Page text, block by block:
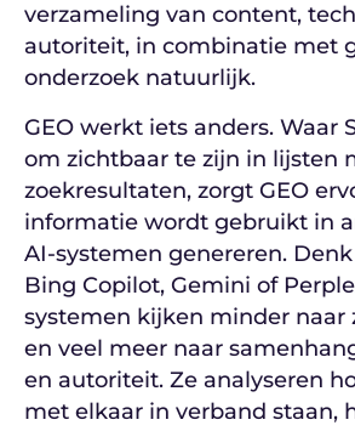
verzameling van content,
autoriteit, in combinatie met
onderzoek natuurlijk.
GEO werkt iets anders. Waar
om zichtbaar te zijn in lijsten
zoekresultaten, zorgt GEO
informatie wordt gebruikt in
AI-systemen genereren. Denk
Bing Copilot, Gemini of
systemen kijken minder naar
en veel meer naar
en autoriteit. Ze analyseren
met elkaar in verband staan,